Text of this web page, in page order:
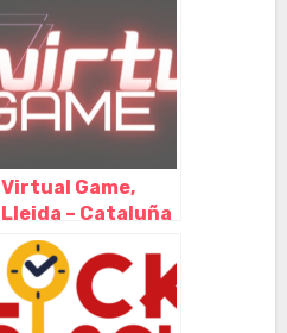
Virtual Game,
Lleida – Cataluña